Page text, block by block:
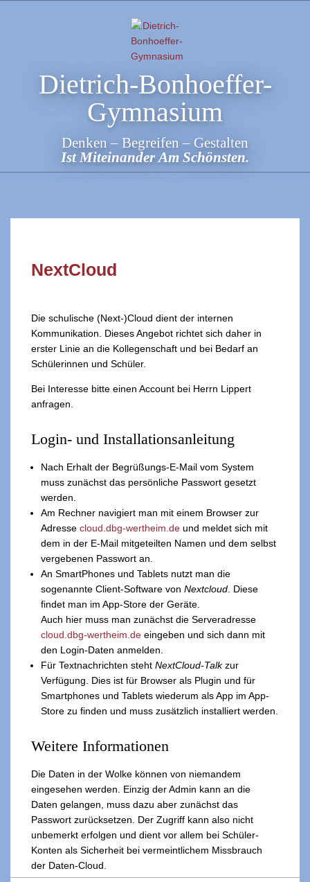
Dietrich-Bonhoeffer-
Gymnasium
Denken – Begreifen – Gestalten
Ist Miteinander Am Schönsten.
NextCloud
Die schulische (Next-)Cloud dient der internen
Kommunikation. Dieses Angebot richtet sich daher in
erster Linie an die Kollegenschaft und bei Bedarf an
Schülerinnen und Schüler.
Bei Interesse bitte einen Account bei Herrn Lippert
anfragen.
Login- und Installationsanleitung
Nach Erhalt der Begrüßungs-E-Mail vom System
muss zunächst das persönliche Passwort gesetzt
werden.
Am Rechner navigiert man mit einem Browser zur
Adresse cloud.dbg-wertheim.de und meldet sich mit
dem in der E-Mail mitgeteilten Namen und dem selbst
vergebenen Passwort an.
An SmartPhones und Tablets nutzt man die
sogenannte Client-Software von Nextcloud . Diese
findet man im App-Store der Geräte.
Auch hier muss man zunächst die Serveradresse
cloud.dbg-wertheim.de eingeben und sich dann mit
den Login-Daten anmelden.
Für Textnachrichten steht NextCloud-Talkzur
Verfügung. Dies ist für Browser als Plugin und für
Smartphones und Tablets wiederum als App im App-
Store zu finden und muss zusätzlich installiert werden.
Weitere Informationen
Die Daten in der Wolke können von niemandem
eingesehen werden. Einzig der Admin kann an die
Daten gelangen, muss dazu aber zunächst das
Passwort zurücksetzen. Der Zugriff kann also nicht
unbemerkt erfolgen und dient vor allem bei Schüler-
Konten als Sicherheit bei vermeintlichem Missbrauch
der Daten-Cloud.